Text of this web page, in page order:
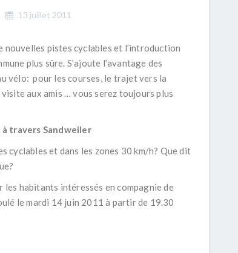
13 juillet 2011
nouvelles pistes cyclables et l’introduction
plus sûre. S’ajoute l’avantage des
vélo: pour les courses, le trajet vers la
aux amis … vous serez toujours plus
travers Sandweiler
cyclables et dans les zones 30 km/h? Que dit
habitants intéressés en compagnie de
le mardi 14 juin 2011 à partir de 19.30